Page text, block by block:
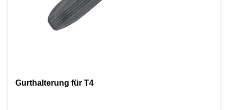
Gurthalterung für T4